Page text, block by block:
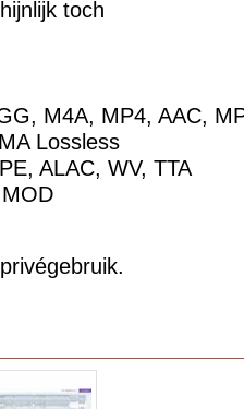
toch
M4A, MP4, AAC,
Lossless
ALAC, WV, TTA